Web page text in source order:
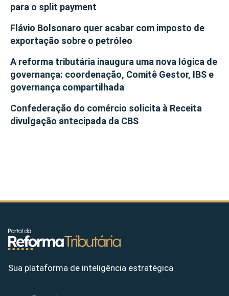
para o split payment
Flávio Bolsonaro quer acabar com imposto de
exportação sobre o petróleo
A reforma tributária inaugura uma nova lógica de
governança: coordenação, Comitê Gestor, IBS e
governança compartilhada
Confederação do comércio solicita à Receita
divulgação antecipada da CBS
Sua plataforma de inteligência estratégica